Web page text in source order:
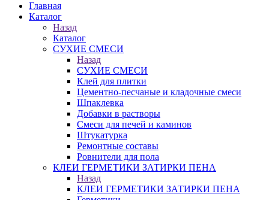
Главная
Каталог
Назад
Каталог
СУХИЕ СМЕСИ
Назад
СУХИЕ СМЕСИ
Клей для плитки
Цементно-песчаные и кладочные смеси
Шпаклевка
Добавки в растворы
Смеси для печей и каминов
Штукатурка
Ремонтные составы
Ровнители для пола
КЛЕИ ГЕРМЕТИКИ ЗАТИРКИ ПЕНА
Назад
КЛЕИ ГЕРМЕТИКИ ЗАТИРКИ ПЕНА